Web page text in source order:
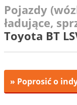
Pojazdy
ładujące,
Toyota BT
» Poprosić o